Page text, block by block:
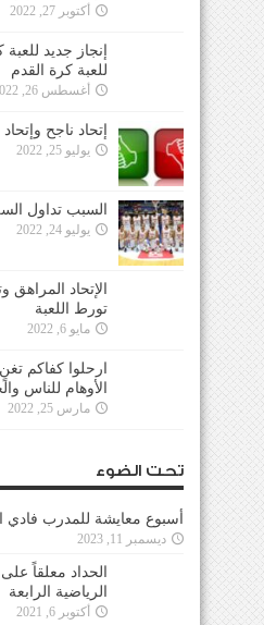
أكتوبر 27, 2022
إنجاز جديد
للعبة كرة القدم
أغسطس 26, 2022
إتحاد ناجح
يوليو 25, 2022
السبب تداول
يوليو 24, 2022
الإتحاد المراهق
تورط اللعبة
مايو 6, 2022
ارحلوا كفاكم
الأوهام للناس
مارس 25, 2022
تحت الضوء
أسبوع معايشة للمدرب
ديسمبر 11, 2023
الحداد معلقاً على
الرياضية الرابعة
أكتوبر 6, 2021